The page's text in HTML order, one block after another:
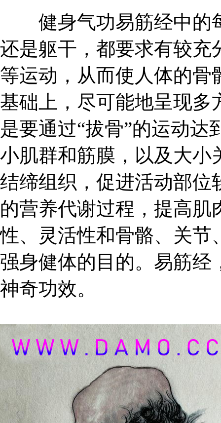
健身气功易筋经中的
还是躯干，都要求有较充
等运动，从而使人体的骨
基础上，尽可能地呈现多
是要通过“拔骨”的运动达
小肌群和筋膜，以及大小
结缔组织，促进活动部位
的营养代谢过程，提高
性、灵活性和骨骼、关节
强身健体的目的。易筋经
神奇功效。